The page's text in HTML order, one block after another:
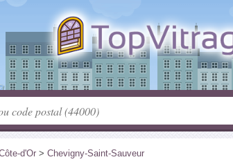
d'Or > Chevigny-Saint-Sauveur